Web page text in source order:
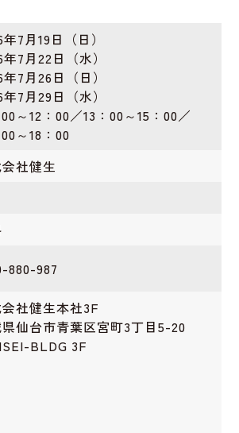
7月19日（日）
7月22日（水）
7月26日（日）
7月29日（水）
～12：00／13：00～15：00／
～18：00
社健生
880-987
社健生本社3F
仙台市青葉区宮町3丁目5-20
BLDG 3F